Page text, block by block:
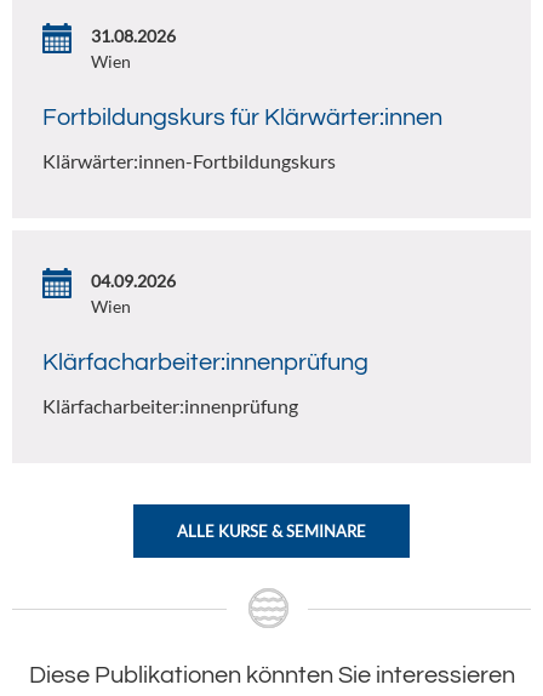
31.08.2026
Wien
Fortbildungskurs für Klärwärter:innen
Klärwärter:innen-Fortbildungskurs
04.09.2026
Wien
Klärfacharbeiter:innenprüfung
Klärfacharbeiter:innenprüfung
ALLE KURSE & SEMINARE
Diese Publikationen könnten Sie interessieren